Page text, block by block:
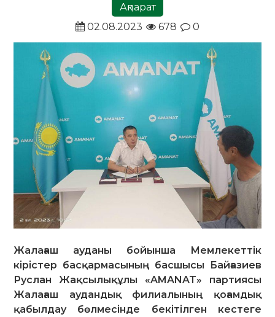
Ақпарат
02.08.2023
678 0
Жалағаш ауданы бойынша Мемлекеттік
кірістер басқармасының басшысы Байғазиев
Руслан Жақсылықұлы «AMANAT» партиясы
Жалағаш аудандық филиалының қоғамдық
қабылдау бөлмесінде бекітілген кестеге